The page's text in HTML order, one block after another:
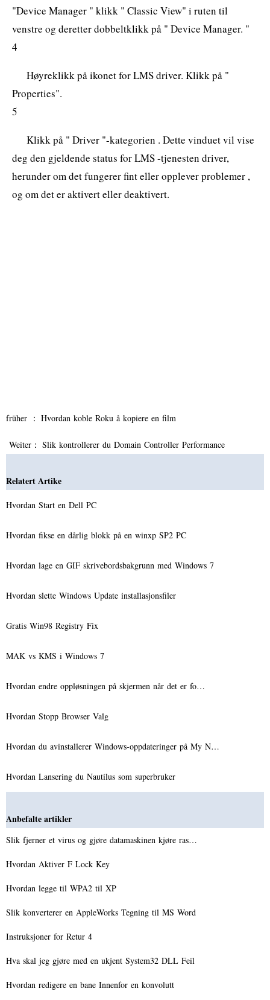
"Device Manager " klikk " Classic View" i ruten til
venstre og deretter dobbeltklikk på " Device Manager. "
4
Høyreklikk på ikonet for LMS driver. Klikk på "
Properties".
5
Klikk på " Driver "-kategorien . Dette vinduet vil vise
deg den gjeldende status for LMS -tjenesten driver,
herunder om det fungerer fint eller opplever problemer ,
og om det er aktivert eller deaktivert.
früher ： Hvordan koble Roku å kopiere en film
Weiter： Slik kontrollerer du Domain Controller Performance
Relatert Artike
Hvordan Start en Dell PC
Hvordan fikse en dårlig blokk på en winxp SP2 PC
Hvordan lage en GIF skrivebordsbakgrunn med Windows 7
Hvordan slette Windows Update installasjonsfiler
Gratis Win98 Registry Fix
MAK vs KMS i Windows 7
Hvordan endre oppløsningen på skjermen når det er fo…
Hvordan Stopp Browser Valg
Hvordan du avinstallerer Windows-oppdateringer på My N…
Hvordan Lansering du Nautilus som superbruker
Anbefalte artikler
Slik fjerner et virus og gjøre datamaskinen kjøre ras…
Hvordan Aktiver F Lock Key
Hvordan legge til WPA2 til XP
Slik konverterer en AppleWorks Tegning til MS Word
Instruksjoner for Retur 4
Hva skal jeg gjøre med en ukjent System32 DLL Feil
Hvordan redigere en bane Innenfor en konvolutt